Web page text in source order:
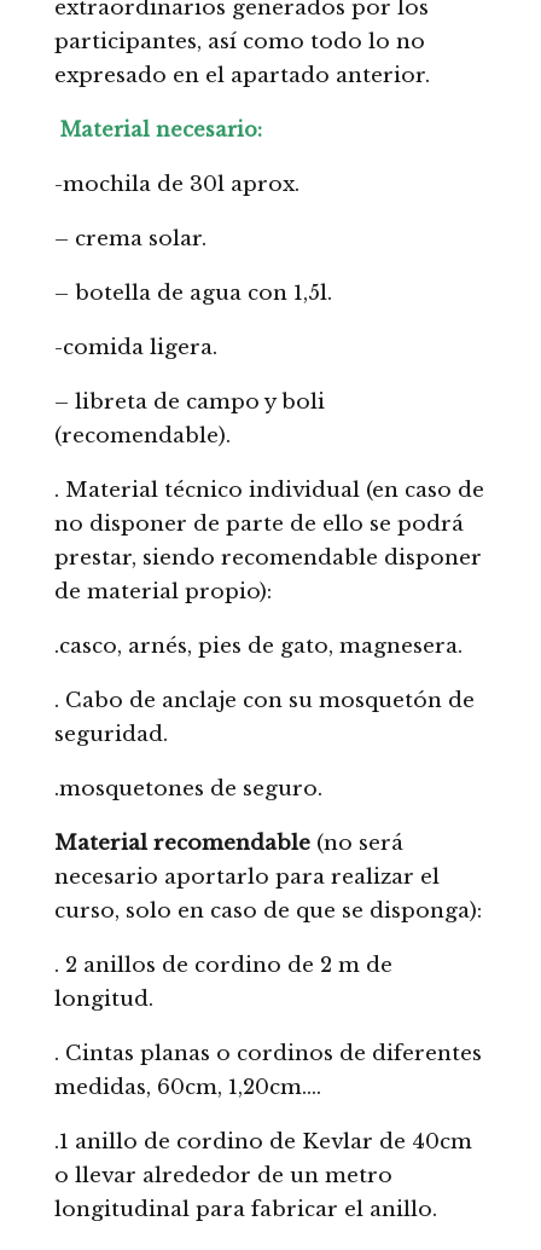
extraordinarios generados por los
participantes, así como todo lo no
expresado en el apartado anterior.
Material necesario:
-mochila de 30l aprox.
– crema solar.
– botella de agua con 1,5l.
-comida ligera.
– libreta de campo y boli
(recomendable).
. Material técnico individual (en caso de
no disponer de parte de ello se podrá
prestar, siendo recomendable disponer
de material propio):
.casco, arnés, pies de gato, magnesera.
. Cabo de anclaje con su mosquetón de
seguridad.
.mosquetones de seguro.
Material recomendable(no será
necesario aportarlo para realizar el
curso, solo en caso de que se disponga):
. 2 anillos de cordino de 2 m de
longitud.
. Cintas planas o cordinos de diferentes
medidas, 60cm, 1,20cm….
.1 anillo de cordino de Kevlar de 40cm
o llevar alrededor de un metro
longitudinal para fabricar el anillo.